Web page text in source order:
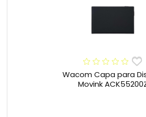
Wacom Capa para
Movink